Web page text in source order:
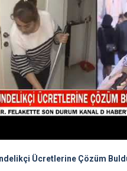
Ücretlerine Çözüm